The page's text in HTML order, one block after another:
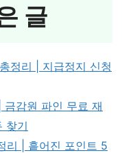
글
정리 | 지급정지 신청
감원 파인 무료 재
찾기
리 | 흩어진 포인트 5